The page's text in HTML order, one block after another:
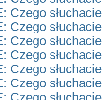
Czego
Czego
Czego
Czego
Czego
Czego
Czego